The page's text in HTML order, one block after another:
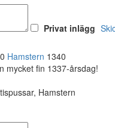
Privat inlägg
Hamstern 1340
mycket fin 1337-årsdag!
Hamstern